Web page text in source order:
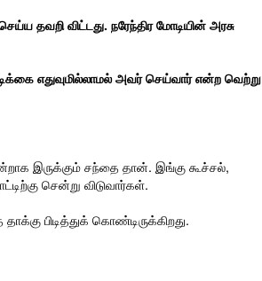
தவறி விட்டது. நரேந்திர மோடியின் அரசு
எதுவுமில்லாமல் அவர் செய்வார் என்ற வெற்று
இருக்கும் சந்தை தான். இங்கு கூச்சல்,
சென்று விடுவார்கள்.
பிடித்துக் கொண்டிருக்கிறது.